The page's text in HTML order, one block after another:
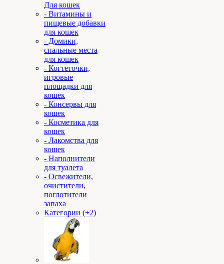
Для кошек
- Витамины и
пищевые добавки
для кошек
- Домики,
спальные места
для кошек
- Когтеточки,
игровые
площадки для
кошек
- Консервы для
кошек
- Косметика для
кошек
- Лакомства для
кошек
- Наполнители
для туалета
- Освежители,
очистители,
поглотители
запаха
Категории (+2)